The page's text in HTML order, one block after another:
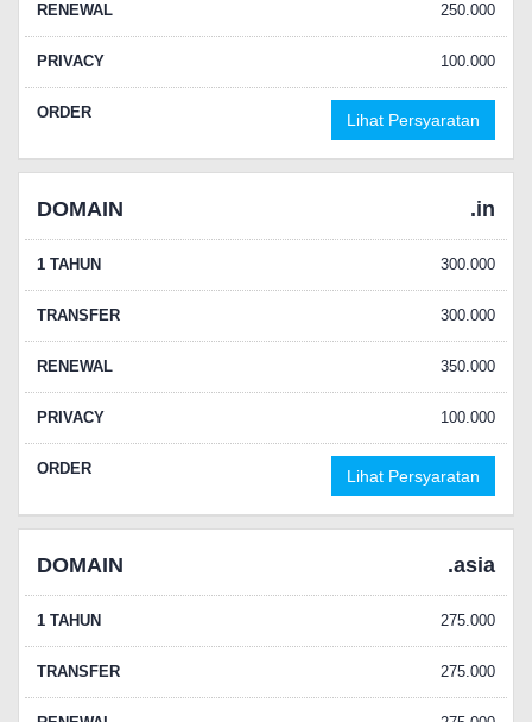
RENEWAL 250.000
PRIVACY 100.000
ORDER Lihat Persyaratan
DOMAIN .in
1 TAHUN 300.000
TRANSFER 300.000
RENEWAL 350.000
PRIVACY 100.000
ORDER Lihat Persyaratan
DOMAIN .asia
1 TAHUN 275.000
TRANSFER 275.000